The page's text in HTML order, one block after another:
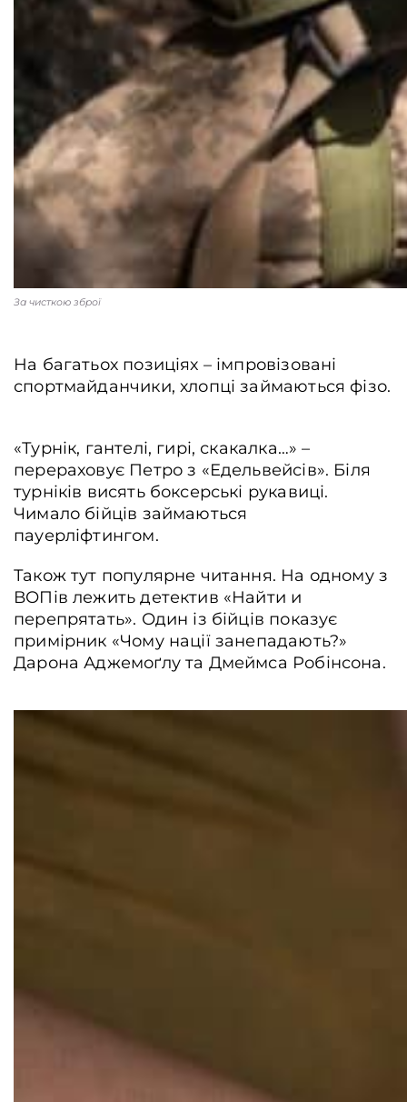
За чисткою зброї
На багатьох позиціях – імпровізовані
спортмайданчики, хлопці займаються фізо.
«Турнік, гантелі, гирі, скакалка…» –
перераховує Петро з «Едельвейсів». Біля
турніків висять боксерські рукавиці.
Чимало бійців займаються
пауерліфтингом.
Також тут популярне читання. На одному з
ВОПів лежить детектив «Найти и
перепрятать». Один із бійців показує
примірник «Чому нації занепадають?»
Дарона Аджемоґлу та Дмеймса Робінсона.